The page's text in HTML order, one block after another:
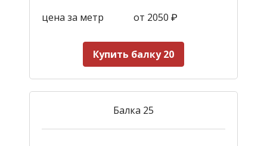
цена за метр
от 2050 ₽
Купить балку 20
Балка 25